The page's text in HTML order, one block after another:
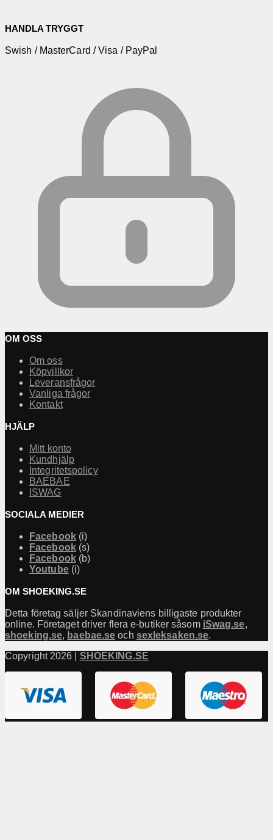
HANDLA TRYGGT
Swish / MasterCard / Visa / PayPal
OM OSS
Om oss
Köpvillkor
Leveransfrågor
Vanliga frågor
Kontakt
HJÄLP
Mitt konto
Kundhjälp
Integritetspolicy
BAEBAE
ISWAG
SOCIALA MEDIER
Facebook(i)
Facebook(s)
Facebook(b)
Youtube(i)
OM SHOEKING.SE
Detta företag säljer Skandinaviens billigaste produkter
online. Företaget driver flera e-butiker såsom iSwag.se,
shoeking.se, baebae.se och sexleksaken.se.
Copyright 2026 | SHOEKING.SE